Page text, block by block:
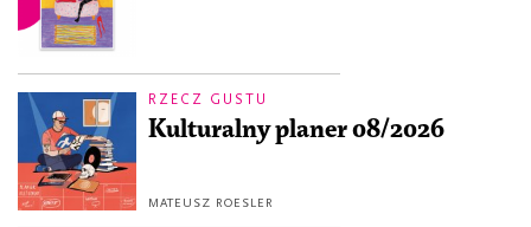
RZECZ GUSTU
Kulturalny planer 08/2026
MATEUSZ ROESLER